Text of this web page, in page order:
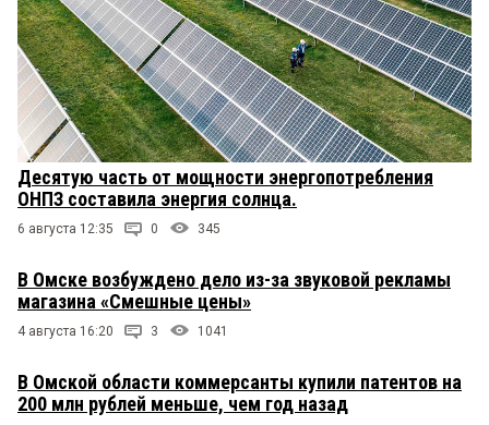
Десятую часть от мощности энергопотребления
ОНПЗ составила энергия солнца.
6 августа 12:35 0 345
В Омске возбуждено дело из-за звуковой рекламы
магазина «Смешные цены»
4 августа 16:20 3 1041
В Омской области коммерсанты купили патентов на
200 млн рублей меньше, чем год назад